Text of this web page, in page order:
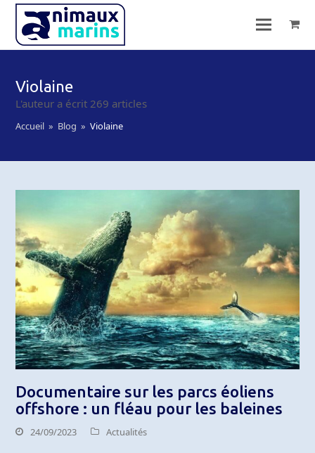
Violaine
L'auteur a écrit 269 articles
Accueil » Blog » Violaine
Documentaire sur les parcs éoliens
offshore : un fléau pour les baleines
24/09/2023 Actualités